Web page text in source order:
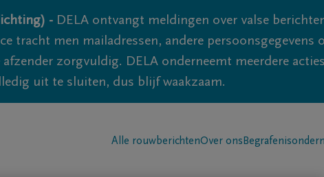
- DELA ontvangt meldingen over valse
tracht men mailadressen, andere persoonsgegevens
zorgvuldig. DELA onderneemt meerdere
uit te sluiten, dus blijf waakzaam.
Alle rouwberichtenOver ons